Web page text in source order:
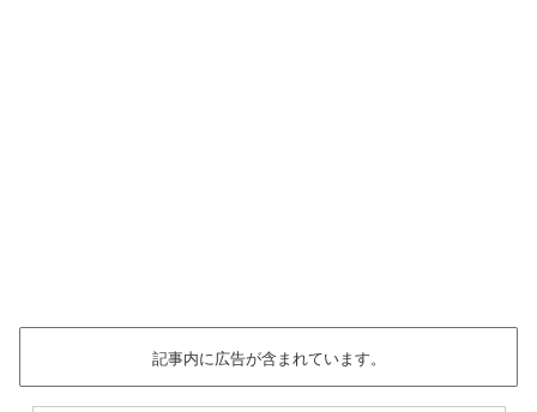
記事内に広告が含まれています。